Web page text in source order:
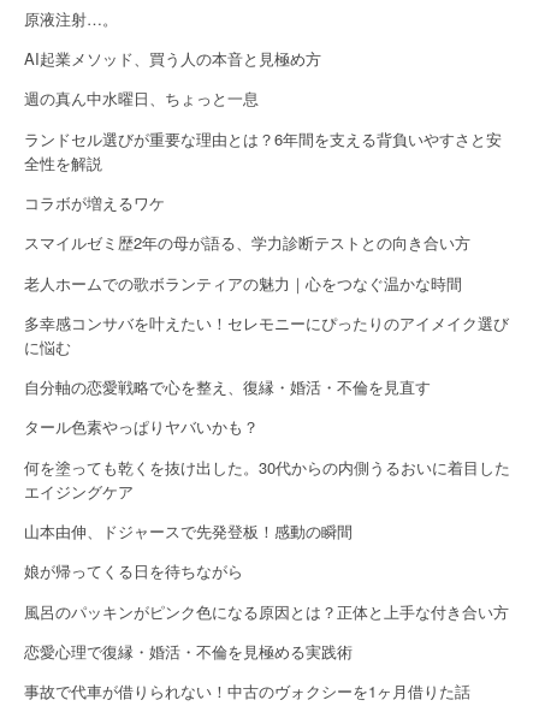
g
a
t
i
o
n
原液注射…。
AI起業メソッド、買う人の本音と見極め方
週の真ん中水曜日、ちょっと一息
ランドセル選びが重要な理由とは？6年間を支える背負いやすさと安
全性を解説
コラボが増えるワケ
スマイルゼミ歴2年の母が語る、学力診断テストとの向き合い方
老人ホームでの歌ボランティアの魅力｜心をつなぐ温かな時間
多幸感コンサバを叶えたい！セレモニーにぴったりのアイメイク選び
に悩む
自分軸の恋愛戦略で心を整え、復縁・婚活・不倫を見直す
タール色素やっぱりヤバいかも？
何を塗っても乾くを抜け出した。30代からの内側うるおいに着目した
エイジングケア
山本由伸、ドジャースで先発登板！感動の瞬間
娘が帰ってくる日を待ちながら
風呂のパッキンがピンク色になる原因とは？正体と上手な付き合い方
恋愛心理で復縁・婚活・不倫を見極める実践術
事故で代車が借りられない！中古のヴォクシーを1ヶ月借りた話